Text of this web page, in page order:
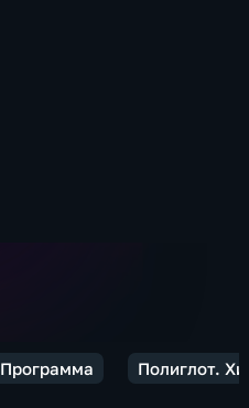
Программа Полиглот.